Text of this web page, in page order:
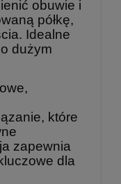
obuwie i
półkę,
Idealne
dużym
które
zapewnia
dla